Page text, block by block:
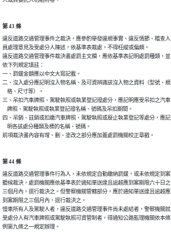
第 43 條
違反道路交通管理事件之裁決，應參酌舉發違規事實、違反情節、稽查人
員處理意見及受處分人陳述，依基準表裁處，不得枉縱或偏頗。
違反道路交通管理事件裁決書處罰主文欄，應依基準表記明處罰種類，並
依下列規定填註：
一、罰鍰金額應以中文大寫記載。
二、沒入處分應記明沒入物名稱、及可資辨識該沒入物之資料（型號、規
    格、尺寸等）。
三、吊扣汽車牌照、駕駛執照或執業登記證處分，應記明應受吊扣之汽車
    牌照、駕駛執照或執業登記證名稱、號碼及吊扣期間。
四、吊銷、註銷或扣繳汽車牌照、駕駛執照或廢止執業登記等處分，應記
    明各該處分種類及標的名稱、號碼。
前項裁決書內容有增、刪、塗改之部分應加蓋處罰機關校正章戳。
第 44 條
違反道路交通管理事件行為人，未依規定自動繳納罰鍰，或未依規定到案
聽候裁決，處罰機關應依基準表於通知單送達且逾越應到案期限六十日之
三個月內，逕行裁決之。但警察機關管轄部分，應於通知單送達且逾越應
到案期限之三個月內，逕行裁決之。
慢車所有人及駕駛人者，違反道路交通管理事件尚未處結者，警察機關就
受處分人有汽車牌照或駕駛執照可資管制者，得通知公路監理機關依本條
例第九條之一規定辦理。